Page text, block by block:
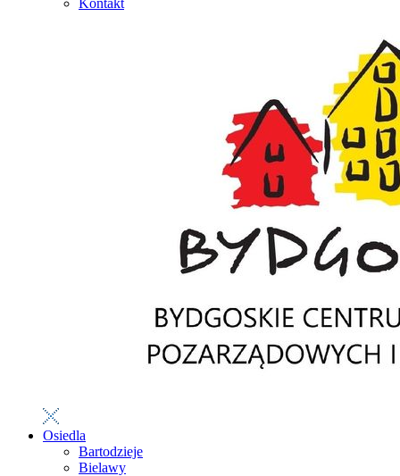
Osiedla
Bartodzieje
Bielawy